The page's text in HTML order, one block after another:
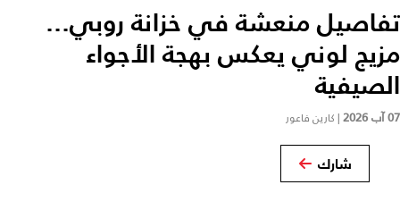
تفاصيل منعشة في خزانة روبي...
مزيج لوني يعكس بهجة الأجواء
الصيفية
07 آب 2026 | كارين فاعور
شارك